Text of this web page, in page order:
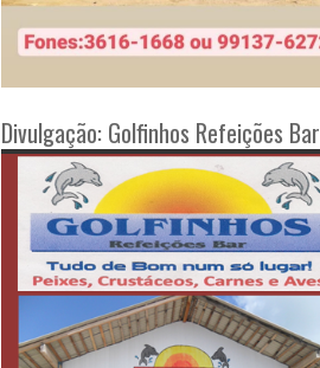
Divulgação: Golfinhos Refeições Bar